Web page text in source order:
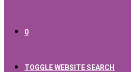
0
TOGGLE WEBSITE SEARCH